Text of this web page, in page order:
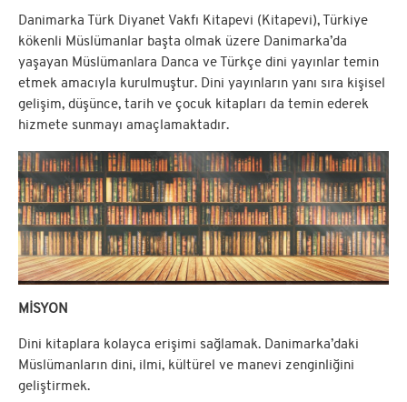
Danimarka Türk Diyanet Vakfı Kitapevi (Kitapevi), Türkiye
kökenli Müslümanlar başta olmak üzere Danimarka’da
yaşayan Müslümanlara Danca ve Türkçe dini yayınlar temin
etmek amacıyla kurulmuştur. Dini yayınların yanı sıra kişisel
gelişim, düşünce, tarih ve çocuk kitapları da temin ederek
hizmete sunmayı amaçlamaktadır.
MİSYON
Dini kitaplara kolayca erişimi sağlamak. Danimarka’daki
Müslümanların dini, ilmi, kültürel ve manevi zenginliğini
geliştirmek.